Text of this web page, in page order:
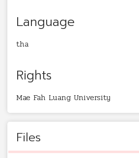
Language
tha
Rights
Mae Fah Luang University
Files